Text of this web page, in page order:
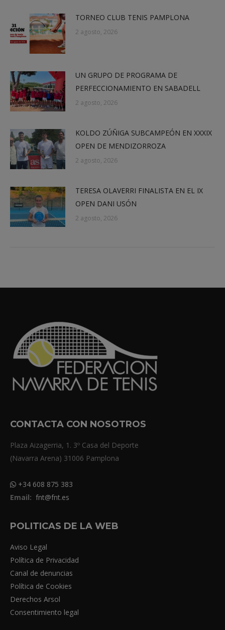
TORNEO CLUB TENIS PAMPLONA
2 agosto, 2026
UN GRUPO DE PROGRAMA DE
PERFECCIONAMIENTO EN SABADELL
2 agosto, 2026
KOLDO ZÚÑIGA SUBCAMPEÓN EN XXXIX
OPEN DE MENDIZORROZA
2 agosto, 2026
TERESA OLAVERRI FINALISTA EN EL IX
OPEN DANI USÓN
2 agosto, 2026
CONTACTA CON NOSOTROS
Plaza Aizagerria, 1. 3º Casa del Deporte
(Navarra Arena) 31006 Pamplona
+34 608 875 383
Email: fnt@fnt.es
POLITICAS DE LA WEB
Aviso Legal
Política de Privacidad
Canal de denuncias
Política de Cookies
Derechos Arsol
Consentimiento legal